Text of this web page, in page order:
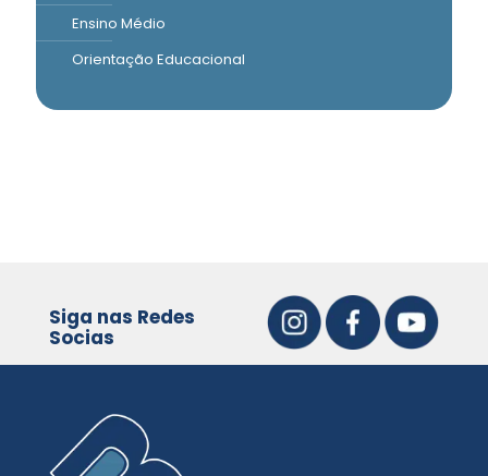
Ensino Médio
Orientação Educacional
Siga nas Redes
Socias